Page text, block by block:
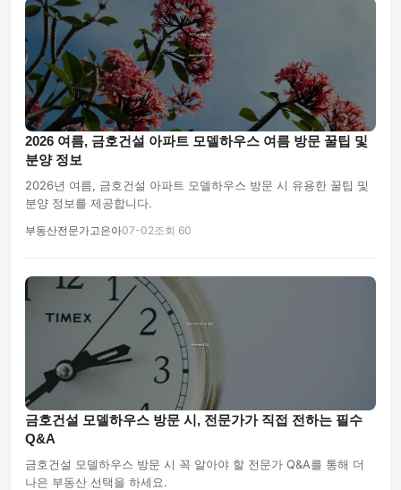
2026 여름, 금호건설 아파트 모델하우스 여름 방문 꿀팁 및
분양 정보
2026년 여름, 금호건설 아파트 모델하우스 방문 시 유용한 꿀팁 및
분양 정보를 제공합니다.
부동산전문가고은아07-02조회 60
금호건설 모델하우스 방문 시, 전문가가 직접 전하는 필수
Q&A
금호건설 모델하우스 방문 시 꼭 알아야 할 전문가 Q&A를 통해 더
나은 부동산 선택을 하세요.